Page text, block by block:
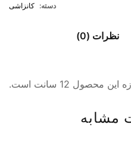
دسته: کانزاشی
نظرات (0)
این محصول 12 سانت است.
مشابه